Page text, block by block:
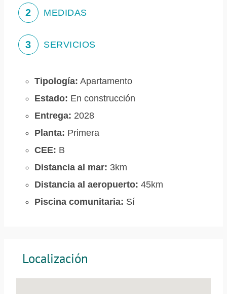
2 MEDIDAS
3 SERVICIOS
Tipología: Apartamento
Estado: En construcción
Entrega: 2028
Planta: Primera
CEE: B
Distancia al mar: 3km
Distancia al aeropuerto: 45km
Piscina comunitaria: Sí
Localización